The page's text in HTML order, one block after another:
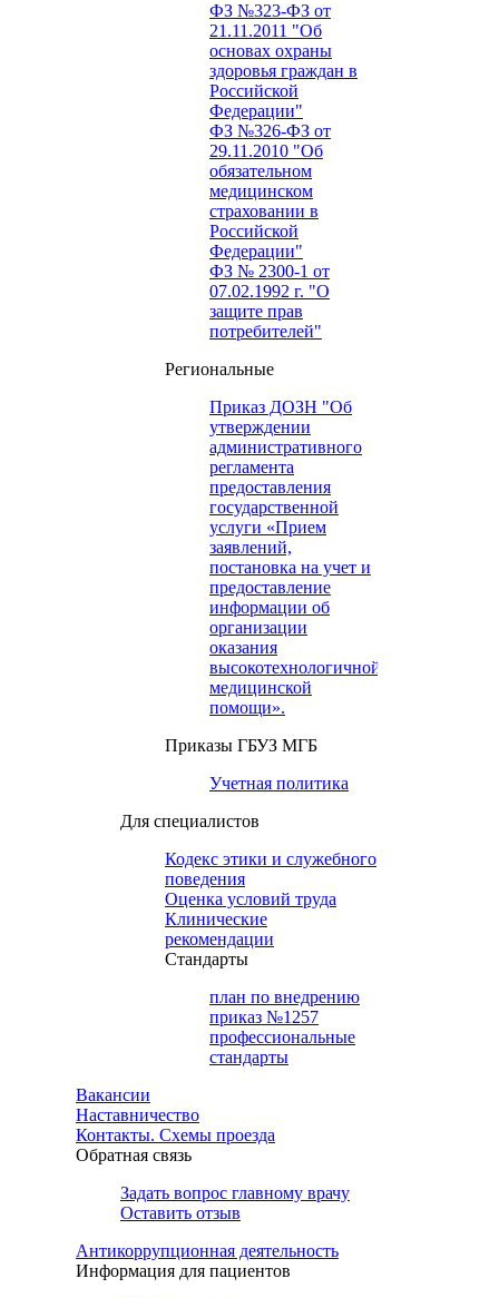
ФЗ №323-ФЗ от
21.11.2011 "Об
основах охраны
здоровья граждан в
Российской
Федерации"
ФЗ №326-ФЗ от
29.11.2010 "Об
обязательном
медицинском
страховании в
Российской
Федерации"
ФЗ № 2300-1 от
07.02.1992 г. "О
защите прав
потребителей"
Региональные
Приказ ДОЗН "Об
утверждении
административного
регламента
предоставления
государственной
услуги «Прием
заявлений,
постановка на учет и
предоставление
информации об
организации
оказания
высокотехнологичной
медицинской
помощи».
Приказы ГБУЗ МГБ
Учетная политика
Для специалистов
Кодекс этики и служебного
поведения
Оценка условий труда
Клинические
рекомендации
Cтандарты
план по внедрению
приказ №1257
профессиональные
стандарты
Вакансии
Наставничество
Контакты. Схемы проезда
Обратная связь
Задать вопрос главному врачу
Оставить отзыв
Антикоррупционная деятельность
Информация для пациентов